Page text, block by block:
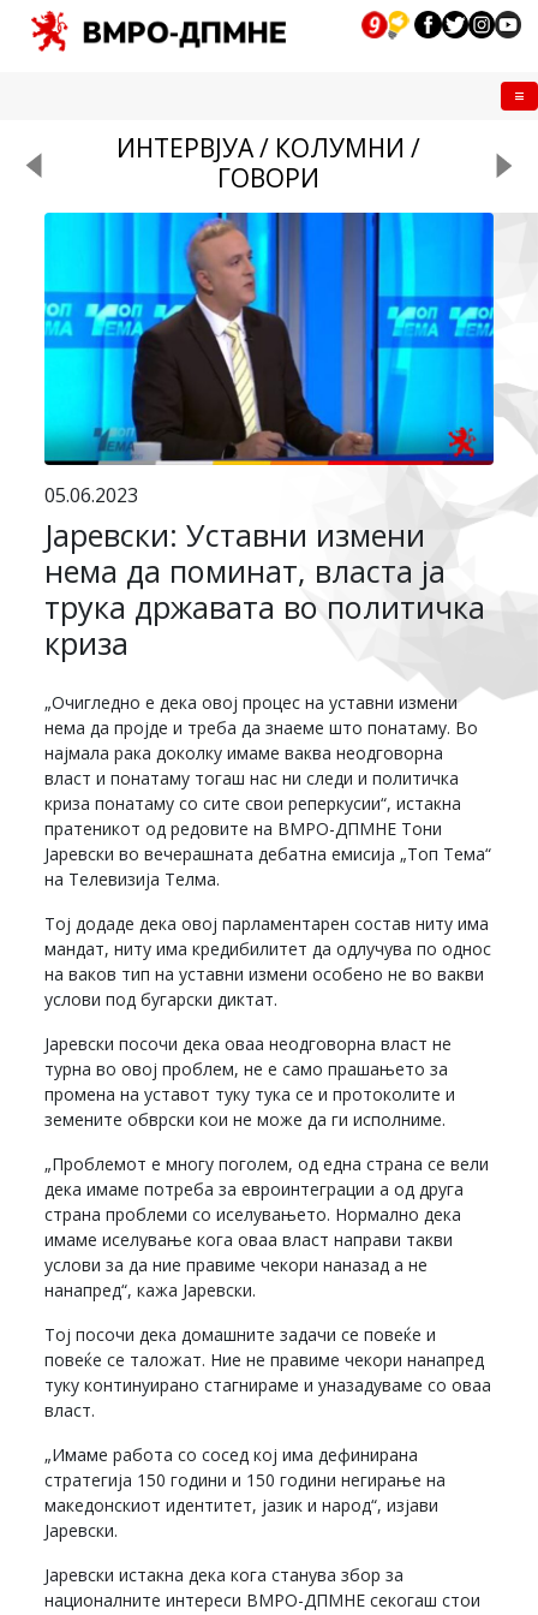
ИНТЕРВЈУА / КОЛУМНИ /
ГОВОРИ
05.06.2023
Јаревски: Уставни измени
нема да поминат, власта ја
трука државата во политичка
криза
„Очигледно е дека овој процес на уставни измени
нема да пројде и треба да знаеме што понатаму. Во
најмала рака доколку имаме ваква неодговорна
власт и понатаму тогаш нас ни следи и политичка
криза понатаму со сите свои реперкусии“, истакна
пратеникот од редовите на ВМРО-ДПМНЕ Тони
Јаревски во вечерашната дебатна емисија „Топ Тема“
на Телевизија Телма.
Тој додаде дека овој парламентарен состав ниту има
мандат, ниту има кредибилитет да одлучува по однос
на ваков тип на уставни измени особено не во вакви
услови под бугарски диктат.
Јаревски посочи дека оваа неодговорна власт не
турна во овој проблем, не е само прашањето за
промена на уставот туку тука се и протоколите и
земените обврски кои не може да ги исполниме.
„Проблемот е многу поголем, од една страна се вели
дека имаме потреба за евроинтеграции а од друга
страна проблеми со иселувањето. Нормално дека
имаме иселување кога оваа власт направи такви
услови за да ние правиме чекори наназад а не
нанапред“, кажа Јаревски.
Тој посочи дека домашните задачи се повеќе и
повеќе се таложат. Ние не правиме чекори нанапред
туку континуирано стагнираме и уназадуваме со оваа
власт.
„Имаме работа со сосед кој има дефинирана
стратегија 150 години и 150 години негирање на
македонскиот идентитет, јазик и народ“, изјави
Јаревски.
Јаревски истакна дека кога станува збор за
националните интереси ВМРО-ДПМНЕ секогаш стои